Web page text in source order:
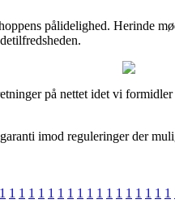
pålidelighed. Herinde
på nettet idet vi
imod reguleringer der
1 1 1 1 1 1 1 1 1 1 1 1 1 1 1 1 1 1